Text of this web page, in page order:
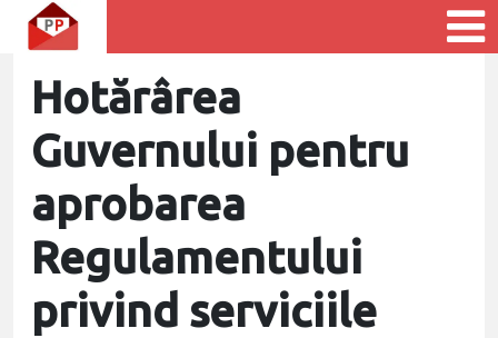
Hotărârea
Guvernului pentru
aprobarea
Regulamentului
privind serviciile